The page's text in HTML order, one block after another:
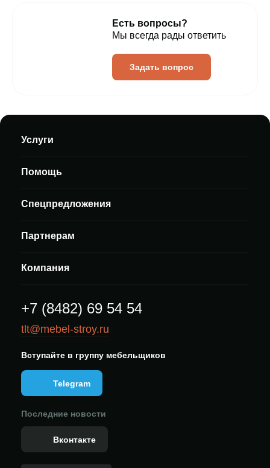
Есть вопросы?
Мы всегда рады ответить
Задать вопрос
Услуги
Помощь
Спецпредложения
Партнерам
Компания
+7 (8482) 69 54 54
tlt@mebel-stroy.ru
Вступайте в группу мебельщиков
Telegram
Последние новости
Вконтакте